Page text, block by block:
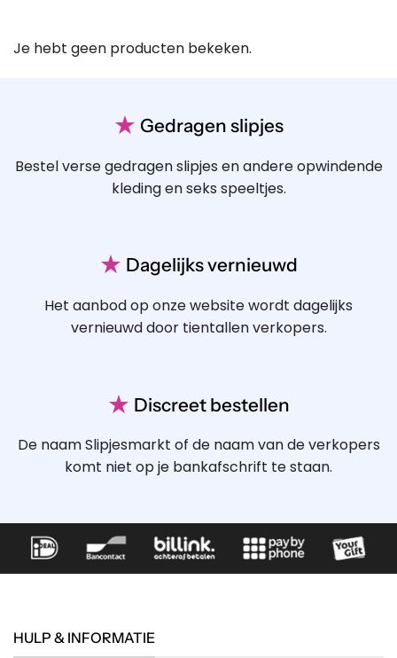
Je hebt geen producten bekeken.
★ Gedragen slipjes
Bestel verse gedragen slipjes en andere opwindende
kleding en seks speeltjes.
★ Dagelijks vernieuwd
Het aanbod op onze website wordt dagelijks
vernieuwd door tientallen verkopers.
★ Discreet bestellen
De naam Slipjesmarkt of de naam van de verkopers
komt niet op je bankafschrift te staan.
HULP & INFORMATIE